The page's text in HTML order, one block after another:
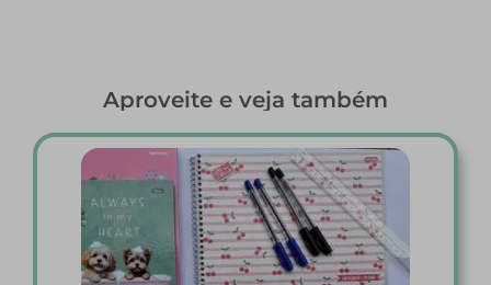
Aproveite e veja também